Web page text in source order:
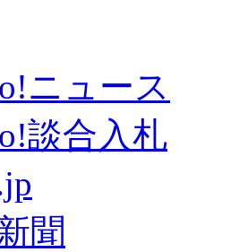
ニュース
談合入札
聞